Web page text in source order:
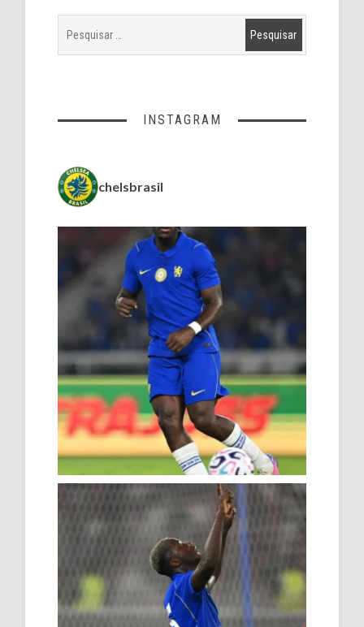
INSTAGRAM
chelsbrasil